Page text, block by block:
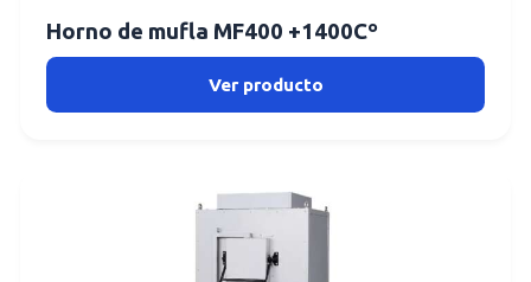
Horno de mufla MF400 +1400Cº
Ver producto